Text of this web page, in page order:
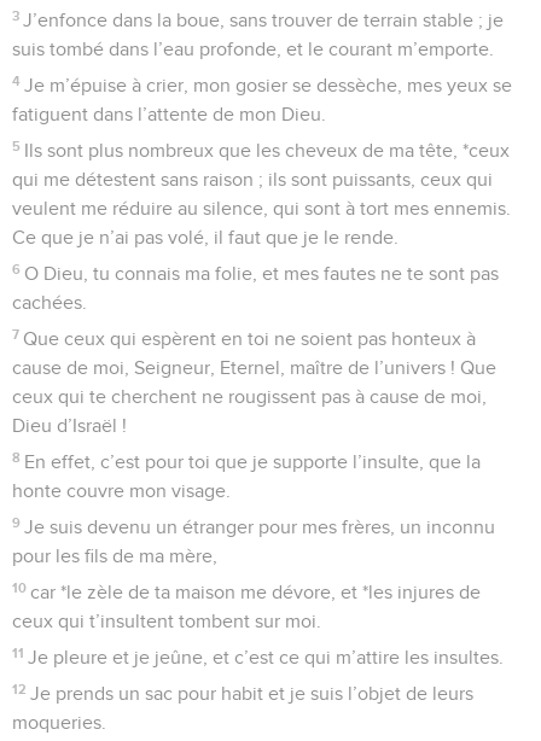
3 J’enfonce dans la boue, sans trouver de terrain stable ; je
suis tombé dans l’eau profonde, et le courant m’emporte.
4 Je m’épuise à crier, mon gosier se dessèche, mes yeux se
fatiguent dans l’attente de mon Dieu.
5 Ils sont plus nombreux que les cheveux de ma tête, *ceux
qui me détestent sans raison ; ils sont puissants, ceux qui
veulent me réduire au silence, qui sont à tort mes ennemis.
Ce que je n’ai pas volé, il faut que je le rende.
6 O Dieu, tu connais ma folie, et mes fautes ne te sont pas
cachées.
7 Que ceux qui espèrent en toi ne soient pas honteux à
cause de moi, Seigneur, Eternel, maître de l’univers ! Que
ceux qui te cherchent ne rougissent pas à cause de moi,
Dieu d’Israël !
8 En effet, c’est pour toi que je supporte l’insulte, que la
honte couvre mon visage.
9 Je suis devenu un étranger pour mes frères, un inconnu
pour les fils de ma mère,
10 car *le zèle de ta maison me dévore, et *les injures de
ceux qui t’insultent tombent sur moi.
11 Je pleure et je jeûne, et c’est ce qui m’attire les insultes.
12 Je prends un sac pour habit et je suis l’objet de leurs
moqueries.